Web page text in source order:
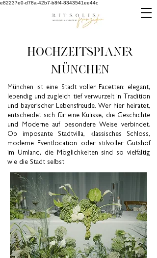
e82237e0-d78a-42b7-b8f4-8343541ee44c
Hochzeitsplaner
MÜNCHEN
München ist eine Stadt voller Facetten: elegant,
lebendig und zugleich tief verwurzelt in Tradition
und bayerischer Lebensfreude. Wer hier heiratet,
entscheidet sich für eine Kulisse, die Geschichte
und Moderne auf besondere Weise verbindet.
Ob imposante Stadtvilla, klassisches Schloss,
moderne Eventlocation oder stilvoller Gutshof
im Umland, die Möglichkeiten sind so vielfältig
wie die Stadt selbst.